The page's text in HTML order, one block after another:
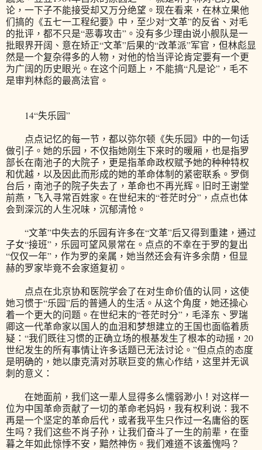
论，一下子不能接受却又万分绝望。现在看来，在林立果他
们搞的《五七一工程纪要》中，至少对“文革”的反省、对毛
的批评，都不只是“恶毒攻击”。没有多少理由说小舰队是一
批眼界开阔、意在矫正“文革”后果的“改革派”军官，但林彪显
然是一个复杂得多的人物，对他的恰当评论肯定要有一个更
为广阔的历史眼光。在这个问题上，不能搞“凡是论”，毛不
是审判林彪的最高法官。
14“失乐园”
点点记忆的每一节，都以弥尔顿《失乐园》中的一句话
做引子。她的乐园，不仅指她刚生下来时的暖厢，也是指罗
部长在南池子的大院子，更是指革命政权赋予她的种种特权
和优越，以及因此而形成的她的革命体制的紧密联系。罗倒
台后，南池子的院子失去了，革命也不再光辉。旧时王谢堂
前燕，飞入寻常百姓家。在世纪末的“苍茫时分”，点点也体
会到深沉的人生况味，沉郁清怆。
“文革”中失去的乐园有许多在“文革”后又得到重建，通过
子女“接班”，乐园可望风景常在。点点的不幸在于罗的复出
“仅仅一年”，作为罗的亲属，她当然还会有许多余荫，但显
赫的罗家毕竟不会家道复初。
点点在北京协和医院学会了在对生命价值的认同，这使
她习惯于“乐园”后的普通人的生活。从这个角度，她还操心
着一个更大的问题。在世纪末的“苍茫时分”，毛泽东、罗瑞
卿这一代革命家以国人的血泪和梦想建立的王国也面临着质
疑：“我们既往习惯的正确立场的根基发生了根本的动摇，20
世纪发生的所有事情让许多话题已无法讨论。”但点点的态度
是明确的，她以康克清对苏联巨变的焦心作结，这里并无讽
刺的意义：
在她面前，我们这一辈人显得多么懦弱渺小！对这样一
位为中国革命贡献了一切的革命老妈妈，我有权利说：我不
再是一个坚定的革命后代，或者我平生只作过一名庸俗的医
生吗？我们这些不肖子孙，让我们奋斗了一生的前辈，在垂
暮之年如此惊悸不安，黯然神伤。我们难道不该羞愧吗？